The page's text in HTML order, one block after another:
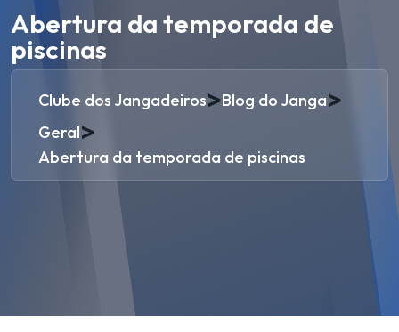
Abertura da temporada de
piscinas
Clube dos Jangadeiros>Blog do Janga>
Geral>
Abertura da temporada de piscinas